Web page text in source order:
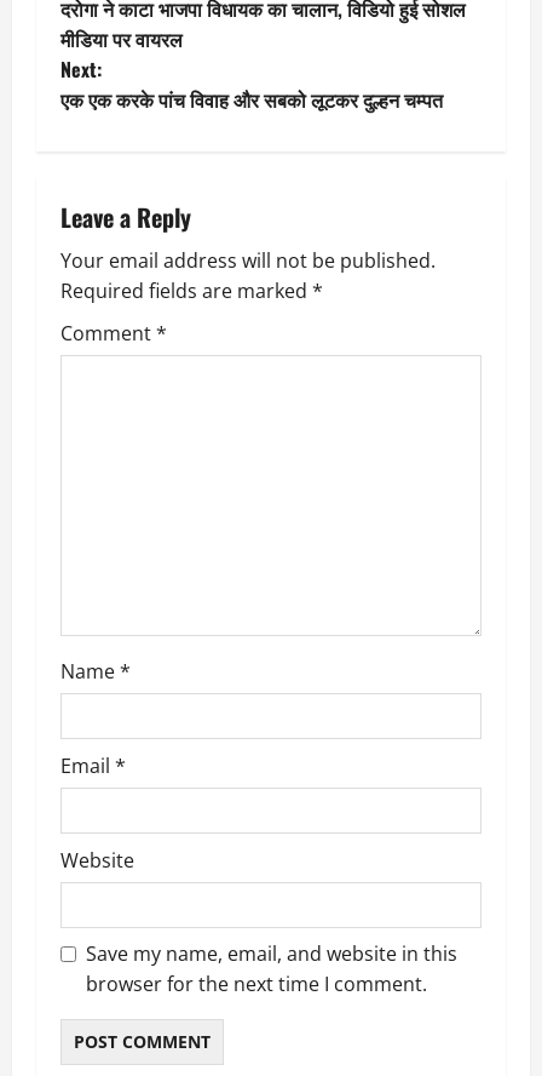
o
s
a
v
i
n
दरोगा ने काटा भाजपा विधायक का चालान, विडियो हुई सोशल
मीडिया पर वायरल
Next:
एक एक करके पांच विवाह और सबको लूटकर दुल्हन चम्पत
Leave a Reply
Your email address will not be published.
Required fields are marked *
Comment*
Name*
Email *
Website
Save my name, email, and website in this
browser for the next time I comment.